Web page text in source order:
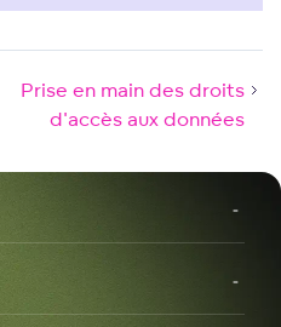
Prise en main des droits
d'accès aux données